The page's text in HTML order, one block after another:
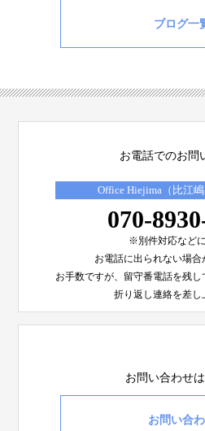
ブログ一
お電話でのお問
Office Hiejima（比江嶋
070-
※別件対応などに
お電話に出られない場合
お手数ですが、留守番電話を残し
折り返し連絡を差し
お問い合わせ
お問い合